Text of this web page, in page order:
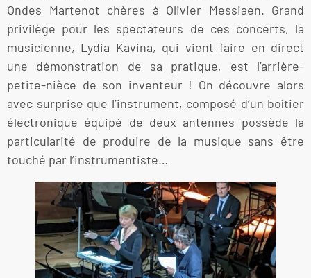
Ondes Martenot chères à Olivier Messiaen. Grand
privilège pour les spectateurs de ces concerts, la
musicienne, Lydia Kavina, qui vient faire en direct
une démonstration de sa pratique, est l’arrière-
petite-nièce de son inventeur ! On découvre alors
avec surprise que l’instrument, composé d’un boîtier
électronique équipé de deux antennes possède la
particularité de produire de la musique sans être
touché par l’instrumentiste…